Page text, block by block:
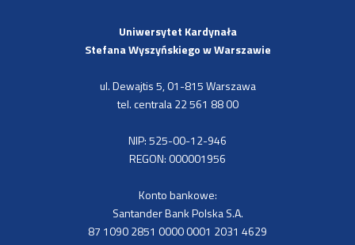
Uniwersytet Kardynała
Stefana Wyszyńskiegow Warszawie
ul. Dewajtis 5, 01-815 Warszawa
tel. centrala 22 561 88 00
NIP: 525-00-12-946
REGON: 000001956
Konto bankowe:
Santander Bank Polska S.A.
87 1090 2851 0000 0001 2031 4629